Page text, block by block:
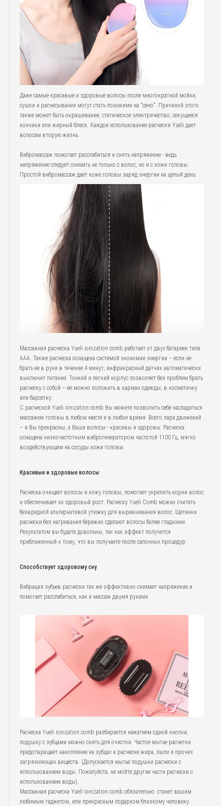
Даже самые красивые и здоровые волосы после многократной мойки,
сушки и расчесывания могут стать похожими на "сено". Причиной этого
также может быть окрашивание, статическое электричество, секущиеся
кончики или жирный блеск. Каждое использование расчески Yueli дает
волосам вторую жизнь.
Вибромассаж помогает расслабиться и снять напряжение - ведь
напряжение следует снимать не только с волос, но и с кожи головы.
Простой вибромассаж дает коже головы заряд энергии на целый день.
Массажная расческа Yueli ionization comb работает от двух батареек типа
ААА. Также расческа оснащена системой экономии энергии – если не
брать ее в руки в течение 4 минут, инфракрасный датчик автоматически
выключит питание. Тонкий и легкий корпус позволяет без проблем брать
расческу с собой – ее можно положить в карман одежды, в косметичку
или барсетку.
С расческой Yueli ionization comb Вы можете позволить себе насладиться
массажем головы в любом месте и в любое время. Всего пара движений
– и Вы прекрасны, а Ваши волосы - красивы и здоровы. Расческа
оснащена низкочастотным виброгенератором частотой 1100 Гц, мягко
воздействующим на сосуды кожи головы.
Красивые и здоровые волосы
Расческа очищает волосы и кожу головы, помогает укрепить корни волос
и обеспечивает их здоровый рост. Расческу Yueli Comb можно считать
безвредной альтернативой утюжку для выравнивания волос. Щетинки
расчески без нагревания бережно сделают волосы более гладкими.
Результатом вы будете довольны, так как эффект получится
приближенный к тому, что вы получаете после салонных процедур.
Способствует здоровому сну
Вибрация зубьев расчески так же эффективно снимает напряжение и
помогает расслабиться, как и массаж двумя руками.
Расческа Yueli ionization comb разбирается нажатием одной кнопки,
подушку с зубцами можно снять для очистки. Частое мытье расчетки
предотвращает накопление на зубцах и расческе жира, пыли и прочих
загрязняющих веществ. (Допускается мытье подушки расчески с
использованием воды. Пожалуйста, не мойте другие части расчески с
использованием воды).
Массажная расческа Yueli ionization comb обязательно станет вашим
любимым гаджетом, или прекрасным подарком близкому человеку.